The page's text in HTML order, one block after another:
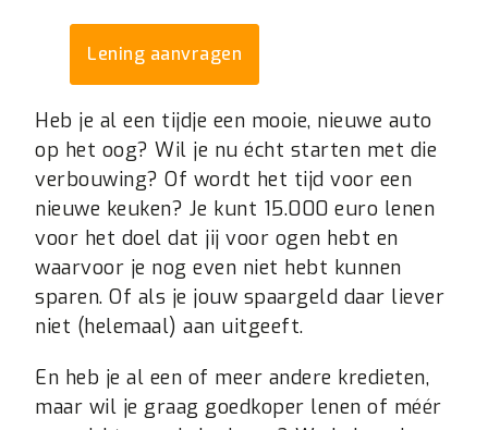
Lening aanvragen
Heb je al een tijdje een mooie, nieuwe auto
op het oog? Wil je nu écht starten met die
verbouwing? Of wordt het tijd voor een
nieuwe keuken? Je kunt 15.000 euro lenen
voor het doel dat jij voor ogen hebt en
waarvoor je nog even niet hebt kunnen
sparen. Of als je jouw spaargeld daar liever
niet (helemaal) aan uitgeeft.
En heb je al een of meer andere kredieten,
maar wil je graag goedkoper lenen of méér